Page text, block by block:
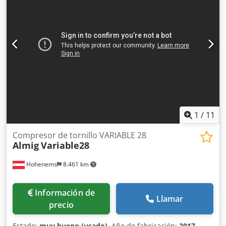
1 / 11
Hohenems 8.461 km
Compresor de tornillo VARIABLE 28
AlmigVariable28
Información de
precio
Llamar